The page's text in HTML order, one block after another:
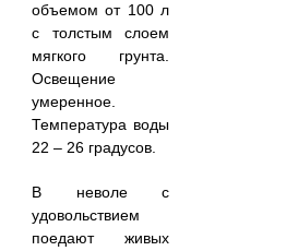
объемом от 100 л
с толстым слоем
мягкого грунта.
Освещение
умеренное.
Температура воды
22 – 26 градусов.
В неволе с
удовольствием
поедают живых